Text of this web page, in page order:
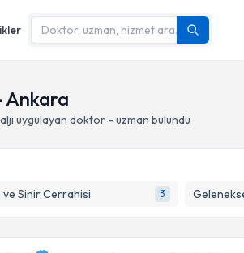
Ankara
uygulayan doktor - uzman bulundu
ve Sinir Cerrahisi 3